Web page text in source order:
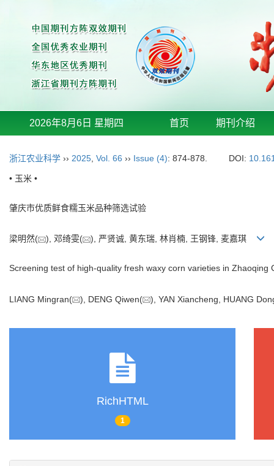
2026年8月6日 星期四 首页 期刊介绍
浙江农业科学 ›› 2025 Vol. 66 ›› Issue (4): 874-878. DOI:
• 玉米 •
肇庆市优质鲜食糯玉米品种筛选试验
梁明然( ), 邓绮雯( ), 严贤诚, 黄东瑞, 林肖楠, 王钢锋, 麦嘉琪
Screening test of high-quality fresh waxy corn varieties in Zhaoqing
LIANG Mingran( ), DENG Qiwen( ), YAN Xiancheng, HUANG
RichHTML
1